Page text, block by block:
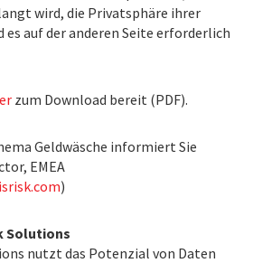
wird, die Privatsphäre ihrer
es auf der anderen Seite erforderlich
zum Download bereit (PDF).
Geldwäsche informiert Sie
EMEA
)
Solutions
nutzt das Potenzial von Daten